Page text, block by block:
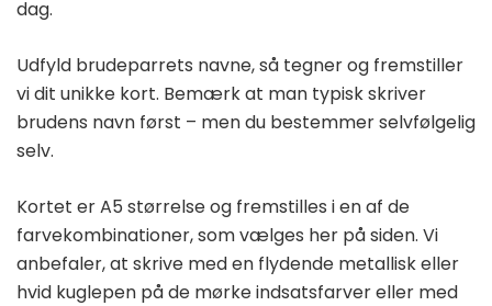
dag.
Udfyld brudeparrets navne, så tegner og fremstiller
vi dit unikke kort. Bemærk at man typisk skriver
brudens navn først – men du bestemmer selvfølgelig
selv.
Kortet er A5 størrelse og fremstilles i en af de
farvekombinationer, som vælges her på siden. Vi
anbefaler, at skrive med en flydende metallisk eller
hvid kuglepen på de mørke indsatsfarver eller med